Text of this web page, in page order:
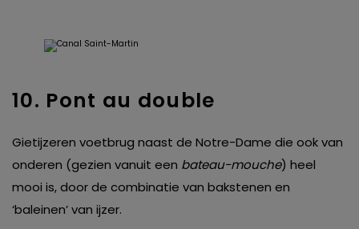
10. Pont au double
Gietijzeren voetbrug naast de Notre-Dame die ook van
onderen (gezien vanuit een bateau-mouche) heel
mooi is, door de combinatie van bakstenen en
‘baleinen’ van ijzer.